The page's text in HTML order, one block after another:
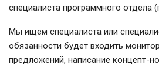
специалиста программного отдела
Мы ищем специалиста или
обязанности будет входить
предложений, написание концепт-